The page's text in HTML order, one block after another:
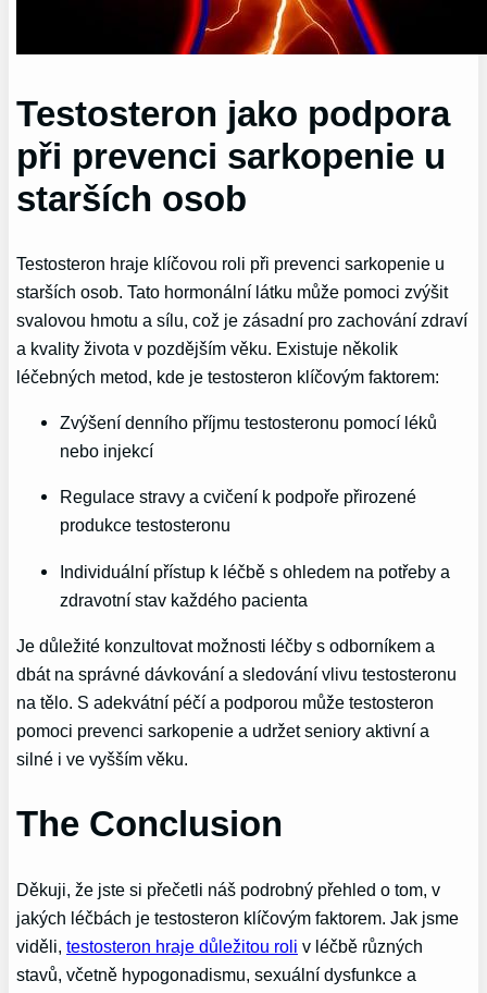
Testosteron jako podpora
při prevenci sarkopenie u
starších osob
Testosteron hraje klíčovou roli při prevenci sarkopenie u
starších osob. Tato hormonální látku může pomoci zvýšit
svalovou hmotu a sílu, což je zásadní pro zachování zdraví
a kvality života v pozdějším věku. Existuje několik
léčebných metod, kde je testosteron klíčovým faktorem:
Zvýšení denního příjmu testosteronu pomocí léků
nebo injekcí
Regulace stravy a cvičení k podpoře přirozené
produkce testosteronu
Individuální přístup k léčbě s ohledem na potřeby a
zdravotní stav každého pacienta
Je důležité konzultovat možnosti léčby s odborníkem a
dbát na správné dávkování a sledování vlivu testosteronu
na tělo. S adekvátní péčí a podporou může testosteron
pomoci prevenci sarkopenie a udržet seniory aktivní a
silné i ve vyšším věku.
The Conclusion
Děkuji, že jste si přečetli náš podrobný přehled o tom, v
jakých léčbách je testosteron klíčovým faktorem. Jak jsme
viděli,testosteron hraje důležitou roli v léčbě různých
stavů, včetně hypogonadismu, sexuální dysfunkce a